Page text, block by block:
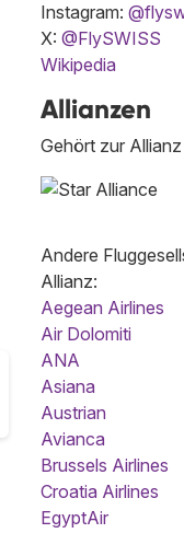
Instagram:
X: @FlySWISS
Wikipedia
Allianzen
Gehört zur
Andere
Allianz:
Aegean Airlines
Air Dolomiti
ANA
Asiana
Austrian
Avianca
Brussels Airlines
Croatia Airlines
EgyptAir